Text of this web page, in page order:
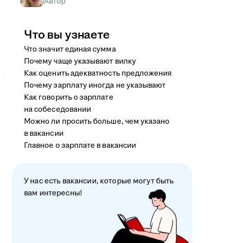
Что вы узнаете
Что значит единая сумма
Почему чаще указывают вилку
Как оценить адекватность предложения
Почему зарплату иногда не указывают
Как говорить о зарплате
на собеседовании
Можно ли просить больше, чем указано
в вакансии
Главное о зарплате в вакансии
У нас есть вакансии, которые могут быть
вам интересны!